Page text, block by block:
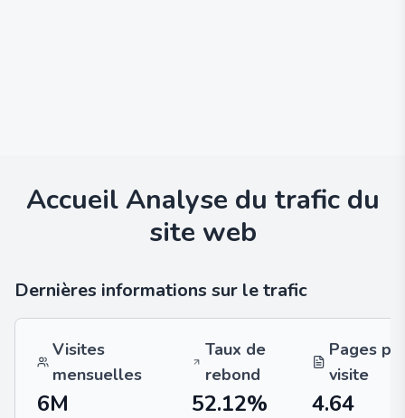
Accueil Analyse du trafic du
site web
Dernières informations sur le trafic
Visites
mensuelles
Taux de
rebond
Pages
visite
6M 52.12% 4.64